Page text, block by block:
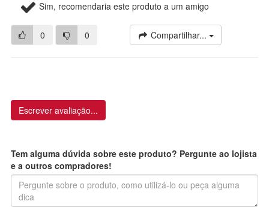
Sim, recomendaria este produto a um amigo
0 0 Compartilhar...
Escrever avaliação...
Tem alguma dúvida sobre este produto? Pergunte ao lojista
e a outros compradores!